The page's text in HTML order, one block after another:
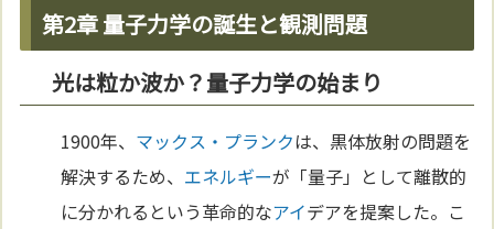
第2章 量子力学の誕生と観測問題
光は粒か波か？量子力学の始まり
1900年、 マックス・プランクは、黒体放射の問題を
解決するため、 エネルギーが「量子」として離散的
に分かれるという革命的なアイデアを提案した。こ